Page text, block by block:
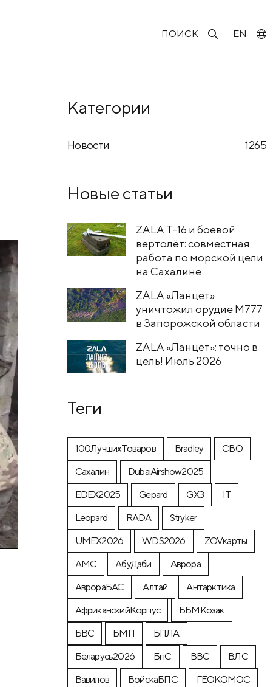
ПОИСК EN
Категории
Новости 1265
Новые статьи
ZALA T-16 и боевой
вертолёт: совместная
работа по морской цели
на Сахалине
ZALA «Ланцет»
уничтожил орудие M777
в Запорожской области
ZALA «Ланцет»: точно в
цель! Июль 2026
Теги
100ЛучшихТоваров Bradley
CВО
Cахалин
DubaiAirshow2025
EDEX2025
Gepard GX3
IT
Leopard
RADA
Stryker
UMEX2026
WDS2026
ZOVкарты
АМС
АбуДаби
Аврора
АврораБАС
Алтай
Антарктика
АфриканскийКорпус
ББМКозак
БВС
БМП
БПЛА
Беларусь2026
БпС ВВС
ВЛС
Вавилов
ВойскаБПС
ГЕОКОМОС